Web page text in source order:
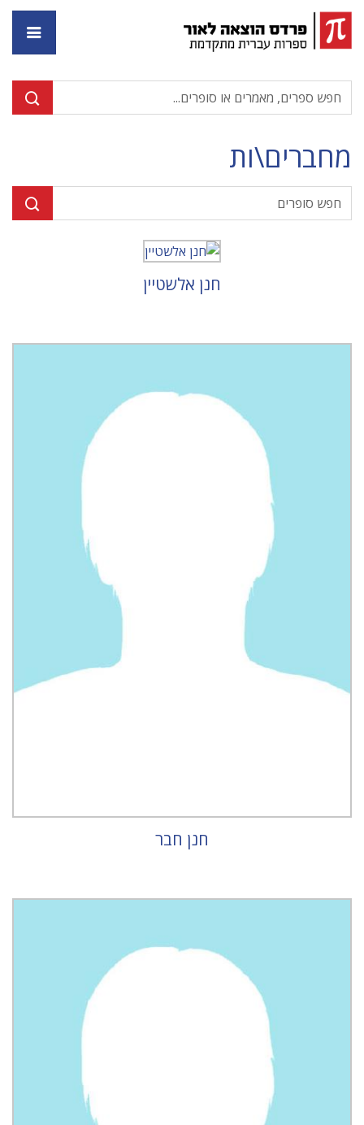
מחברים\ות
חנן אלשטיין
חנן חבר